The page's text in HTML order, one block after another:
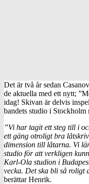
Det är två år sedan
de aktuella med ett nytt;
idag! Skivan är delvis
bandets studio i
”Vi har tagit ett steg till i
ett gäng otroligt bra
dimension till låtarna. Vi
studio för att verkligen
Karl-Ola studion i
vecka. Det ska bli så roligt
berättar Henrik.